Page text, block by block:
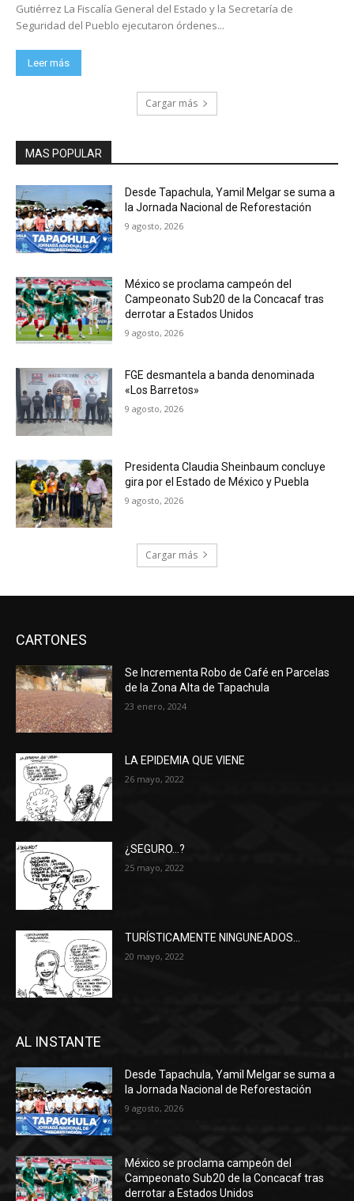
Gutiérrez La Fiscalía General del Estado y la Secretaría de
Seguridad del Pueblo ejecutaron órdenes...
Leer más
Cargar más
MAS POPULAR
Desde Tapachula, Yamil Melgar se suma a
la Jornada Nacional de Reforestación
9 agosto, 2026
México se proclama campeón del
Campeonato Sub20 de la Concacaf tras
derrotar a Estados Unidos
9 agosto, 2026
FGE desmantela a banda denominada
«Los Barretos»
9 agosto, 2026
Presidenta Claudia Sheinbaum concluye
gira por el Estado de México y Puebla
9 agosto, 2026
Cargar más
CARTONES
Se Incrementa Robo de Café en Parcelas
de la Zona Alta de Tapachula
23 enero, 2024
LA EPIDEMIA QUE VIENE
26 mayo, 2022
¿SEGURO…?
25 mayo, 2022
TURÍSTICAMENTE NINGUNEADOS…
20 mayo, 2022
AL INSTANTE
Desde Tapachula, Yamil Melgar se suma a
la Jornada Nacional de Reforestación
9 agosto, 2026
México se proclama campeón del
Campeonato Sub20 de la Concacaf tras
derrotar a Estados Unidos